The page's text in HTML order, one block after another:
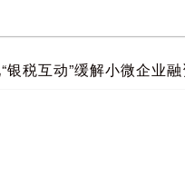
税互动”缓解小微企业